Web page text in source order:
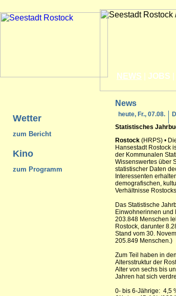
NEWS JOBS
Wetter
zum Bericht
Kino
zum Programm
News
heute, Fr., 07.08.
Statistisches
Rostock (HRPS) •
Hansestadt Rostock
der Kommunalen
Wissenswertes über
statistischer Daten
Interessenten
demografischen,
Verhältnisse
Das Statistische
Einwohnerinnen und
203.848 Menschen
Rostock, darunter
Stand vom 30.
205.849 Menschen.)
Zum Teil haben in
Altersstruktur der
Alter von sechs bis
Jahren hat sich
0- bis 6-Jährige: 4,5